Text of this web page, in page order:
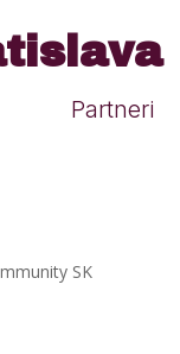
Partneri
SK